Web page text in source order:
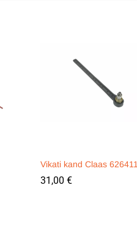
Vikati kand Claas 626411
31,00 €